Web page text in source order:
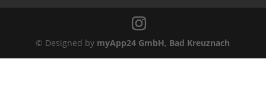
© Designed by myApp24 GmbH, Bad Kreuznach